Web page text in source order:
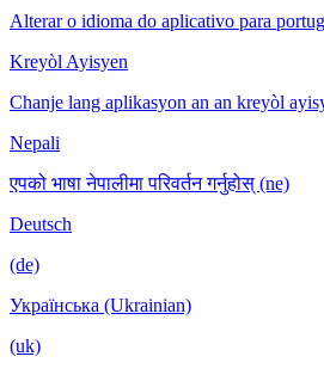
Alterar o idioma do aplicativo para
Kreyòl Ayisyen
Chanje lang aplikasyon an an kreyòl
Nepali
एपको भाषा नेपालीमा परिवर्तन गर्नुहोस् (ne)
Deutsch
(de)
Українська (Ukrainian)
(uk)